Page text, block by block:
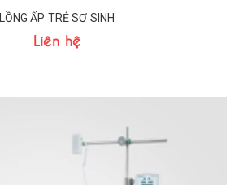
LỒNG ẤP TRẺ SƠ SINH
Liên hệ